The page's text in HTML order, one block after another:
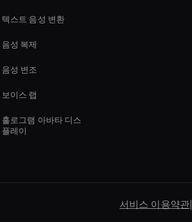
텍스트 음성 변환
음성 복제
음성 변조
보이스 랩
홀로그램 아바타 디스
플레이
서비스 이용약관|